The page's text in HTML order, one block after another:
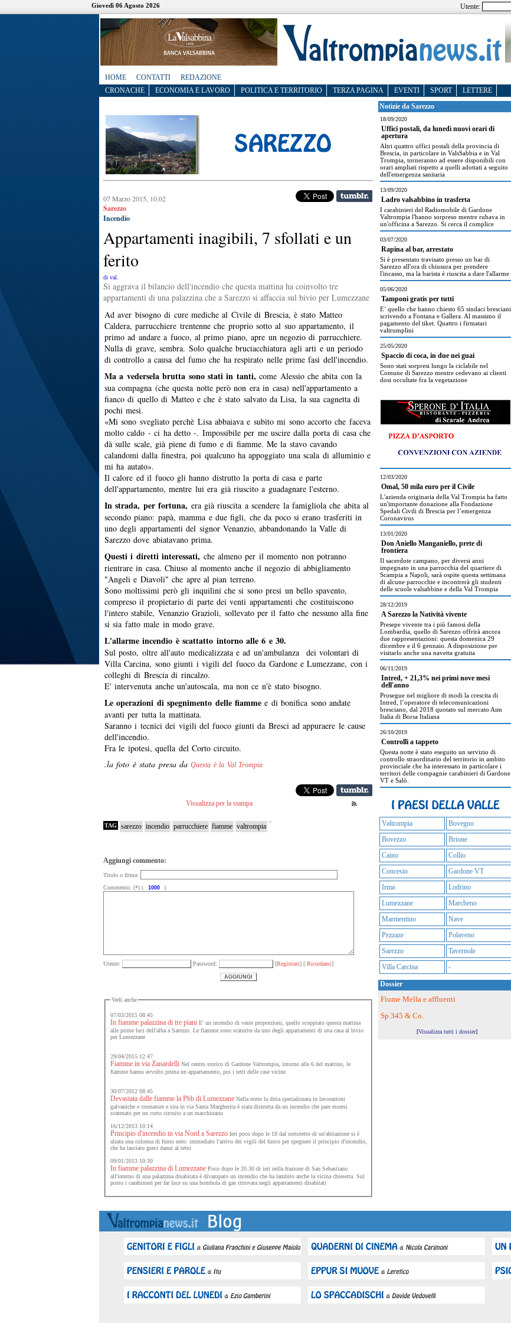
Giovedì 06 Agosto 2026 Utente:
HOME CONTATTI
REDAZIONE
CRONACHE
ECONOMIA E LAVORO POLITICA E TERRITORIO TERZA PAGINA EVENTI SPORT LETTERE
07 Marzo 2015, 10.02
Sarezzo
Incendio
Appartamenti inagibili, 7 sfollati e un
ferito
di val.
Si aggrava il bilancio dell'incendio che questa mattina ha coinvolto tre
appartamenti di una palazzina che a Sarezzo si affaccia sul bivio per Lumezzane
Ad aver bisogno di cure mediche al Civile di Brescia, è stato Matteo
Caldera, parrucchiere trentenne che proprio sotto al suo appartamento, il
primo ad andare a fuoco, al primo piano, apre un negozio di parrucchiere.
Nulla di grave, sembra. Solo qualche bruciacchiatura agli arti e un periodo
di controllo a causa del fumo che ha respirato nelle prime fasi dell'incendio.
Ma a vedersela brutta sono stati in tanti, come Alessio che abita con la
sua compagna (che questa notte però non era in casa) nell'appartamento a
fianco di quello di Matteo e che è stato salvato da Lisa, la sua cagnetta di
pochi mesi.
«Mi sono svegliato perchè Lisa abbaiava e subito mi sono accorto che faceva
molto caldo - ci ha detto -. Impossibile per me uscire dalla porta di casa che
dà sulle scale, già piene di fumo e di fiamme. Me la stavo cavando
calandomi dalla finestra, poi qualcuno ha appoggiato una scala di alluminio e
mi ha autato».
Il calore ed il fuoco gli hanno distrutto la porta di casa e parte
dell'appartamento, mentre lui era già riuscito a guadagnare l'esterno.
In strada, per fortuna, era già riuscita a scendere la famigliola che abita al
secondo piano: papà, mamma e due figli, che da poco si erano trasferiti in
uno degli appartamenti del signor Venanzio, abbandonando la Valle di
Sarezzo dove abiatavano prima.
Questi i diretti interessati, che almeno per il momento non potranno
rientrare in casa. Chiuso al momento anche il negozio di abbigliamento
"Angeli e Diavoli" che apre al pian terreno.
Sono moltissimi però gli inquilini che si sono presi un bello spavento,
compreso il propietario di parte dei venti appartamenti che costituiscono
l'intero stabile, Venanzio Grazioli, sollevato per il fatto che nessuno alla fine
si sia fatto male in modo grave.
L'allarme incendio è scattatto intorno alle 6 e 30.
Sul posto, oltre all'auto medicalizzata e ad un'ambulanza dei volontari di
Villa Carcina, sono giunti i vigili del fuoco da Gardone e Lumezzane, con i
colleghi di Brescia di rincalzo.
E' intervenuta anche un'autoscala, ma non ce n'è stato bisogno.
Le operazioni di spegnimento delle fiammee di bonifica sono andate
avanti per tutta la mattinata.
Saranno i tecnici dei vigili del fuoco giunti da Bresci ad appuraere le cause
dell'incendio.
Fra le ipotesi, quella del Corto circuito.
.la foto è stata presa daQuesta è la Val Trompia
Visualizza per la stampa
TAG sarezzo incendio parrucchiere fiamme valtrompia
Aggiungi commento:
Titolo o firma:
Commento: (*) (
)
Utente: Password: [Registrati] [ Ricordami]
Vedi anche
07/03/2015 08:45
In fiamme palazzina di tre pianiE' un incendio di vaste proporzioni, quello scoppiato questa mattina
alle prime luci dell'alba a Sarezzo. Le fiamme sono scaturite da uno degli appartamenti di una casa al bivio
per Lumezzane
29/04/2015 12:47
Fiamme in via ZanardelliNel centro storico di Gardone Valtrompia, intorno alle 6 del mattino, le
fiamme hanno avvolto prima un appartamento, poi i tetti delle case vicine
30/07/2012 08:45
Devastata dalle fiamme la Pbb di LumezzaneNella notte la ditta specializzata in lavorazioni
galvaniche e cromature e sita in via Santa Margherita è stata distrutta da un incendio che pare essersi
scatenato per un corto circuito a un macchinario
16/12/2013 10:14
Principio d'incendio in via Nord a SarezzoIeri poco dopo le 18 dal sottotetto di un'abitazione si è
alzata una colonna di fumo nero: immediato l'arrivo dei vigili del fuoco per spegnere il principio d'incendio,
che ha lasciato gravi danni al tetto
09/01/2013 10:30
In fiamme palazzina di LumezzanePoco dopo le 20.30 di ieri nella frazione di San Sebastiano
all'interno di una palazzina disabitata è divampato un incendio che ha lambito anche la vicina chiesetta. Sul
posto i carabinieri per far luce su una bombola di gas ritrovata negli appartamenti disabitati
Notizie da Sarezzo
18/09/2020
Uffici postali, da lunedì nuovi orari di
apertura
Altri quattro uffici postali della provincia di
Brescia, in particolare in ValsSabbia e in Val
Trompia, torneranno ad essere disponibili con
orari ampliati rispetto a quelli adottati a seguito
dell'emergenza sanitaria
13/09/2020
Ladro valsabbino in trasferta
I carabinieri del Radiomobile di Gardone
Valtrompia l'hanno sorpreso mentre rubava in
un'officina a Sarezzo. Si cerca il complice
03/07/2020
Rapina al bar, arrestato
Si è presentato travisato presso un bar di
Sarezzo all'ora di chiusura per prendere
l'incasso, ma la barista è riuscita a dare l'allarme
05/06/2020
Tamponi gratis per tutti
E’ quello che hanno chiesto 65 sindaci bresciani
scrivendo a Fontana e Gallera. Al massimo il
pagamento del tiket. Quattro i firmatari
valtrumplini
25/05/2020
Spaccio di coca, in due nei guai
Sono stati sorpresi lungo la ciclabile nel
Comune di Sarezzo mentre cedevano ai clienti
dosi occultate fra la vegetazione
12/03/2020
Omal, 50 mila euro per il Civile
L'azienda originaria della Val Trompia ha fatto
un'importante donazione alla Fondazione
Spedali Civili di Brescia per l’emergenza
Coronavirus
13/01/2020
Don Aniello Manganiello, prete di
frontiera
Il sacerdote campano, per diversi anni
impegnato in una parrocchia del quartiere di
Scampia a Napoli, sarà ospite questa settimana
di alcune parrocchie e incontrerà gli studenti
delle scuole valsabbine e della Val Trompia
28/12/2019
A Sarezzo la Natività vivente
Presepe vivente tra i più famosi della
Lombardia, quello di Sarezzo offrirà ancora
due rappresentazioni: questa domenica 29
dicembre e il 6 gennaio. A disposizione per
visitarlo anche una navetta gratuita
06/11/2019
Intred, + 21,3% nei primi nove mesi
dell'anno
Prosegue nel migliore di modi la crescita di
Intred, l’operatore di telecomunicazioni
bresciano, dal 2018 quotato sul mercato Aim
Italia di Borsa Italiana
26/10/2019
Controlli a tappeto
Questa notte è stato eseguito un servizio di
controllo straordinario del territorio in ambito
provinciale che ha interessato in particolare i
territori delle compagnie carabinieri di Gardone
VT e Salò.
Valtrompia
Bovegno
Bovezzo
Brione
Caino
Collio
Concesio
Gardone VT
Irma
Lodrino
Lumezzane
Marcheno
Marmentino
Nave
Pezzaze
Polaveno
Sarezzo
Tavernole
Villa Carcina
-
Dossier
Fiume Mella e affluenti
Sp 345 & Co.
[Visualizza tutti i dossier]